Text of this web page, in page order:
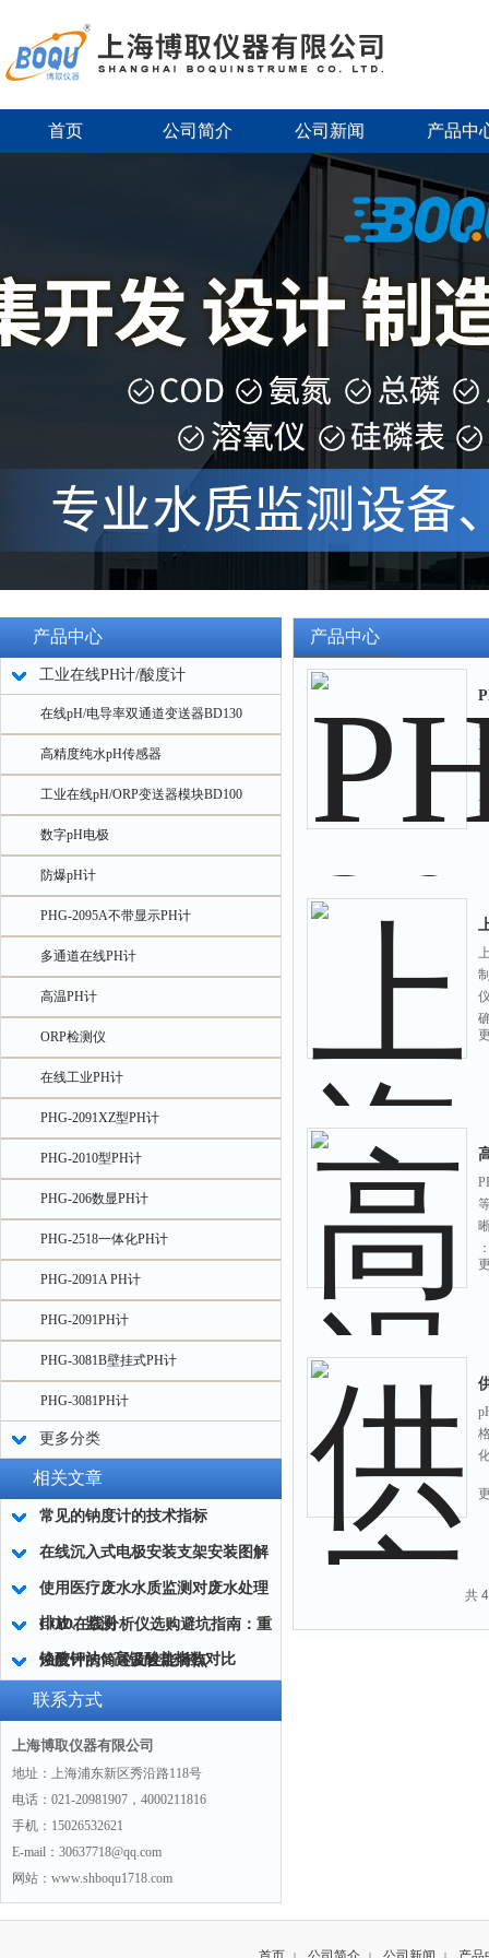
首页 公司简介 公司新闻 产品中
产品中心
工业在线PH计/酸度计
在线pH/电导率双通道变送器BD130
高精度纯水pH传感器
工业在线pH/ORP变送器模块BD100
数字pH电极
防爆pH计
PHG-2095A不带显示PH计
多通道在线PH计
高温PH计
ORP检测仪
在线工业PH计
PHG-2091XZ型PH计
PHG-2010型PH计
PHG-206数显PH计
PHG-2518一体化PH计
PHG-2091A PH计
PHG-2091PH计
PHG-3081B壁挂式PH计
PHG-3081PH计
更多分类
相关文章
常见的钠度计的技术指标
在线沉入式电极安装支架安装图解
使用医疗废水水质监测对废水处理
排放、监测
COD在线分析仪选购避坑指南：重
铬酸钾法vs高锰酸盐指数对比
浊度计的简述及性能特点
联系方式
上海博取仪器有限公司
地址：上海浦东新区秀沿路118号
电话：021-20981907，4000211816
手机：15026532621
E-mail：30637718@qq.com
网站：www.shboqu1718.com
产品中心
共